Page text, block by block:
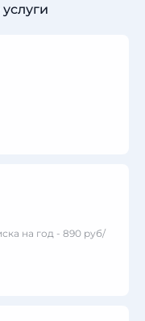
на год - 890 руб/